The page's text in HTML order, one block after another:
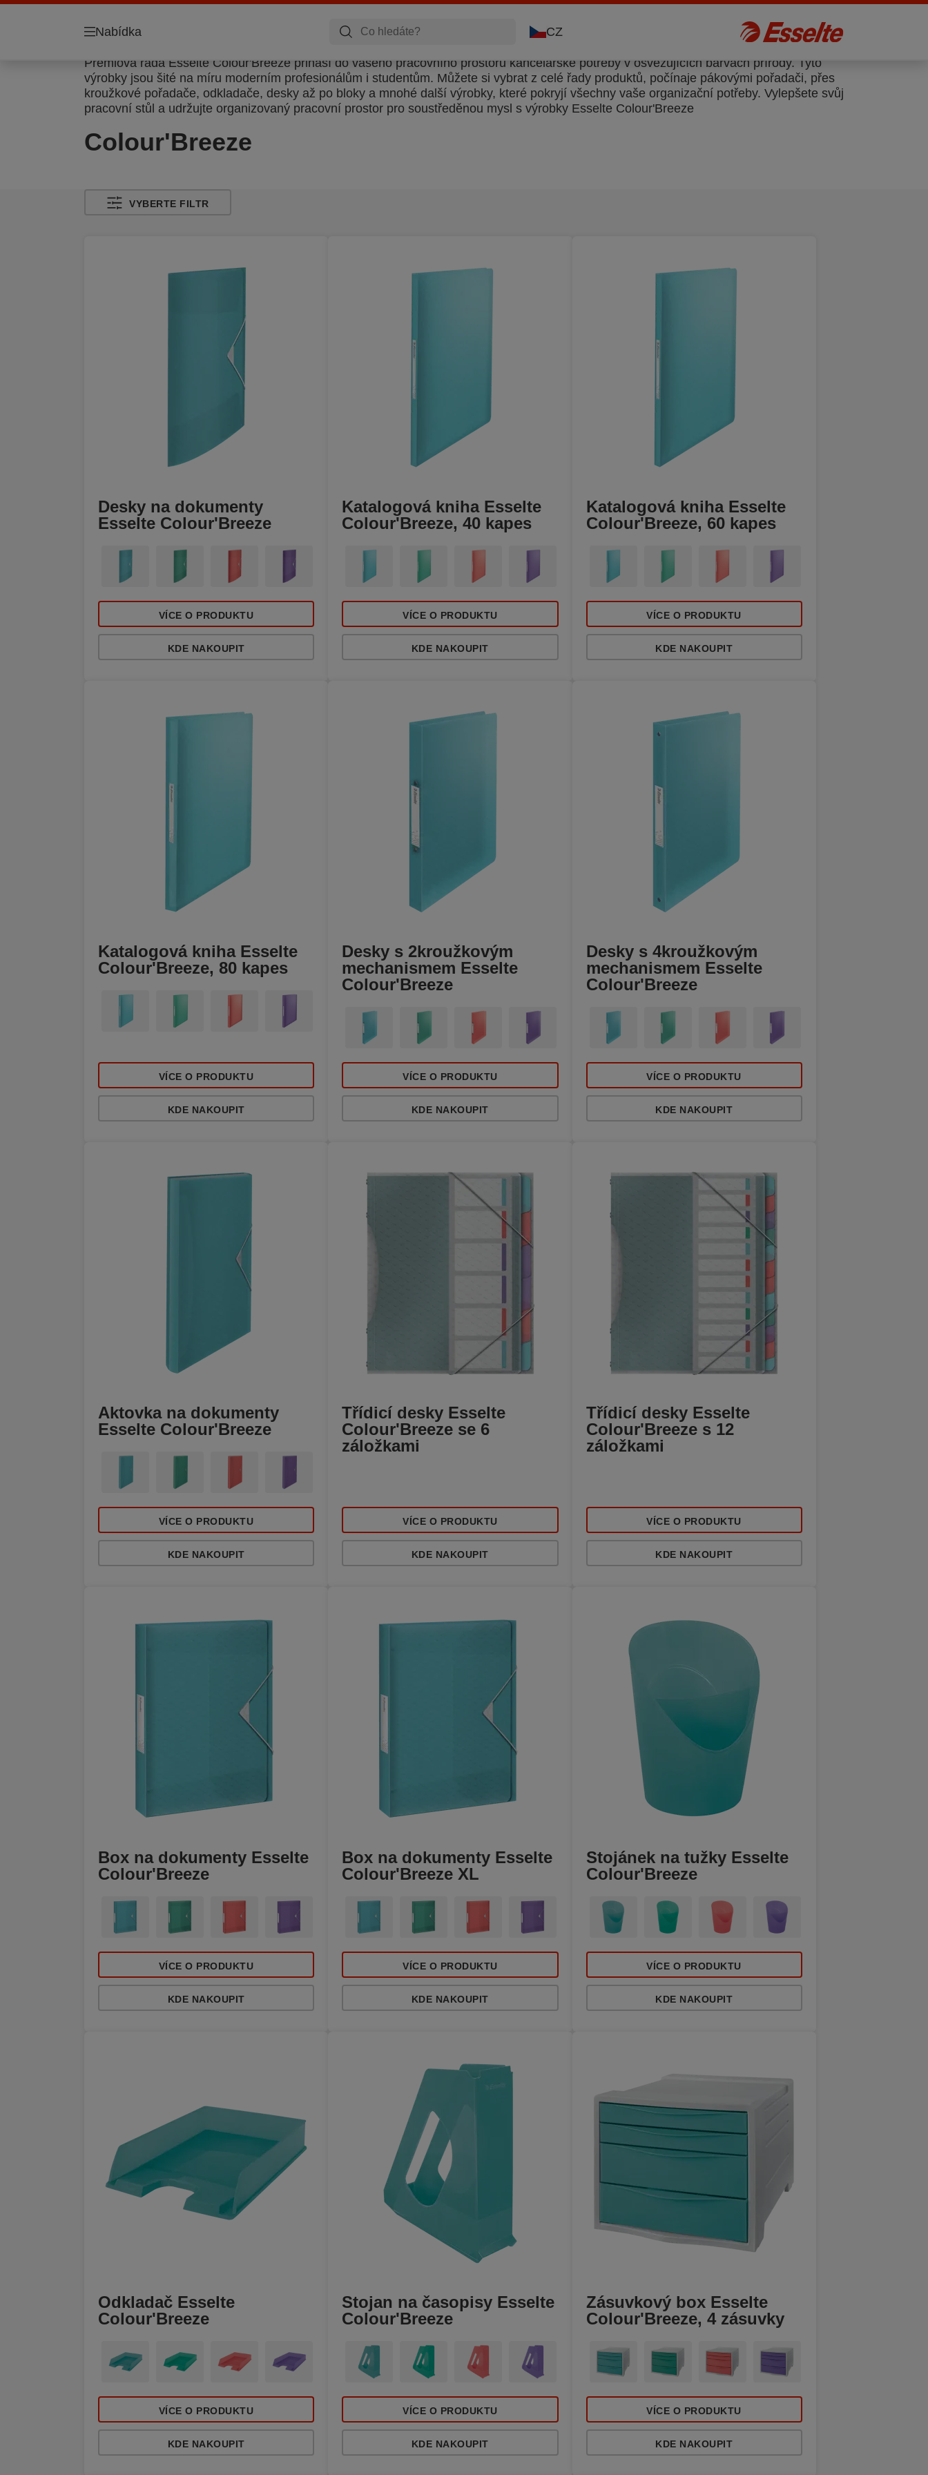
Nabídka CZ
Prémiová řada Esselte Colour'Breeze přináší do vašeho pracovního prostoru kancelářské potřeby v osvěžujících barvách přírody. Tyto
výrobky jsou šité na míru moderním profesionálům i studentům. Můžete si vybrat z celé řady produktů, počínaje pákovými pořadači, přes
kroužkové pořadače, odkladače, desky až po bloky a mnohé další výrobky, které pokryjí všechny vaše organizační potřeby. Vylepšete svůj
pracovní stůl a udržujte organizovaný pracovní prostor pro soustředěnou mysl s výrobky Esselte Colour'Breeze
Colour'Breeze
VYBERTE FILTR
Desky na dokumenty
Esselte Colour'Breeze
VÍCE O PRODUKTU
KDE NAKOUPIT
Katalogová kniha Esselte
Colour'Breeze, 40 kapes
VÍCE O PRODUKTU
KDE NAKOUPIT
Katalogová kniha Esselte
Colour'Breeze, 60 kapes
VÍCE O PRODUKTU
KDE NAKOUPIT
Katalogová kniha Esselte
Colour'Breeze, 80 kapes
VÍCE O PRODUKTU
KDE NAKOUPIT
Desky s 2kroužkovým
mechanismem Esselte
Colour'Breeze
VÍCE O PRODUKTU
KDE NAKOUPIT
Desky s 4kroužkovým
mechanismem Esselte
Colour'Breeze
VÍCE O PRODUKTU
KDE NAKOUPIT
Aktovka na dokumenty
Esselte Colour'Breeze
VÍCE O PRODUKTU
KDE NAKOUPIT
Třídicí desky Esselte
Colour'Breeze se 6
záložkami
VÍCE O PRODUKTU
KDE NAKOUPIT
Třídicí desky Esselte
Colour'Breeze s 12
záložkami
VÍCE O PRODUKTU
KDE NAKOUPIT
Box na dokumenty Esselte
Colour'Breeze
VÍCE O PRODUKTU
KDE NAKOUPIT
Box na dokumenty Esselte
Colour'Breeze XL
VÍCE O PRODUKTU
KDE NAKOUPIT
Stojánek na tužky Esselte
Colour'Breeze
VÍCE O PRODUKTU
KDE NAKOUPIT
Odkladač Esselte
Colour'Breeze
VÍCE O PRODUKTU
KDE NAKOUPIT
Stojan na časopisy Esselte
Colour'Breeze
VÍCE O PRODUKTU
KDE NAKOUPIT
Zásuvkový box Esselte
Colour'Breeze, 4 zásuvky
VÍCE O PRODUKTU
KDE NAKOUPIT